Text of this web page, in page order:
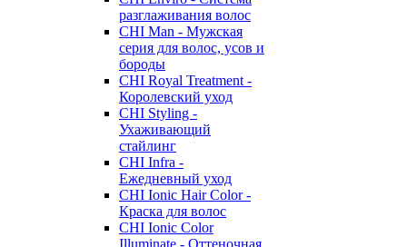
разглаживания волос
CHI Man - Мужская
серия для волос, усов и
бороды
CHI Royal Treatment -
Королевский уход
CHI Styling -
Ухаживающий
стайлинг
CHI Infra -
Ежедневный уход
CHI Ionic Hair Color -
Краска для волос
CHI Ionic Color
Illuminate - Оттеночная